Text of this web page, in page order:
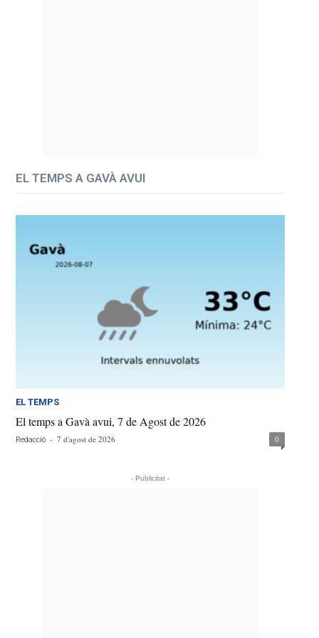
EL TEMPS A GAVÀ AVUI
EL TEMPS
El temps a Gavà avui, 7 de Agost de 2026
Redacció - 7 d'agost de 2026 0
- Publicitat -